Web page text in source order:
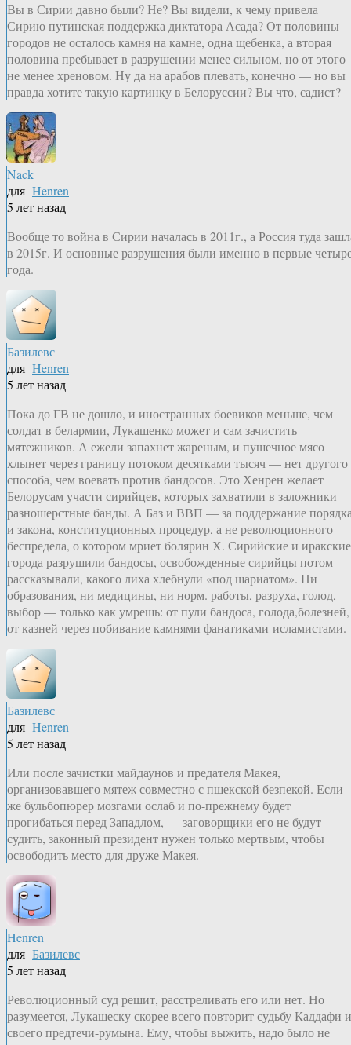
Вы в Сирии давно были? Не? Вы видели, к чему привела
Сирию путинская поддержка диктатора Асада? От половины
городов не осталось камня на камне, одна щебенка, а вторая
половина пребывает в разрушении менее сильном, но от этого
не менее хреновом. Ну да на арабов плевать, конечно — но вы
правда хотите такую картинку в Белоруссии? Вы что, садист?
Nack
для Henren
5 лет назад
Вообще то война в Сирии началась в 2011г., а Россия туда
в 2015г. И основные разрушения были именно в первые
года.
Базилевс
для Henren
5 лет назад
Пока до ГВ не дошло, и иностранных боевиков меньше, чем
солдат в белармии, Лукашенко может и сам зачистить
мятежников. А ежели запахнет жареным, и пушечное мясо
хлынет через границу потоком десятками тысяч — нет другого
способа, чем воевать против бандосов. Это Хенрен желает
Белорусам участи сирийцев, которых захватили в заложники
разношерстные банды. А Баз и ВВП — за поддержание
и закона, конституционных процедур, а не революционного
беспредела, о котором мриет болярин Х. Сирийские и иракские
города разрушили бандосы, освобожденные сирийцы потом
рассказывали, какого лиха хлебнули «под шариатом». Ни
образования, ни медицины, ни норм. работы, разруха, голод,
выбор — только как умрешь: от пули бандоса, голода,болезней,
от казней через побивание камнями фанатиками-исламистами.
Базилевс
для Henren
5 лет назад
Или после зачистки майдаунов и предателя Макея,
организовавшего мятеж совместно с пшекской безпекой. Если
же бульбопюрер мозгами ослаб и по-прежнему будет
прогибаться перед Западлом, — заговорщики его не будут
судить, законный президент нужен только мертвым, чтобы
освободить место для друже Макея.
Henren
для Базилевс
5 лет назад
Революционный суд решит, расстреливать его или нет. Но
разумеется, Лукашеску скорее всего повторит судьбу Каддафи и
своего предтечи-румына. Ему, чтобы выжить, надо было не